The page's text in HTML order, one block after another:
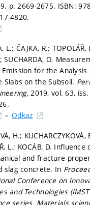
p. 2669-2675. ISBN:
4820.
L.; ČAJKA, R.; TOPOLÁŘ,
SUCHARDA, O.
for the
Slabs on the Subsoil.
2019, vol. 63, iss.
Odkaz
H.; KUCHARCZYKOVÁ,
L.; KOCÁB, D.
and fracture
slag concrete. In
Conference on
and Technologies
series. Materials